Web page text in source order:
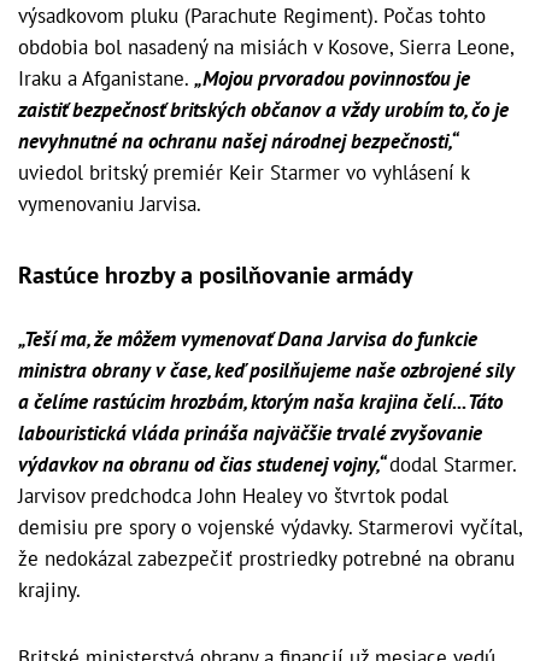
výsadkovom pluku (Parachute Regiment). Počas tohto
obdobia bol nasadený na misiách v Kosove, Sierra Leone,
Iraku a Afganistane. „Mojou prvoradou povinnosťou je
zaistiť bezpečnosť britských občanov a vždy urobím to, čo je
nevyhnutné na ochranu našej národnej bezpečnosti,“
uviedol britský premiér Keir Starmer vo vyhlásení k
vymenovaniu Jarvisa.
Rastúce hrozby a posilňovanie armády
„Teší ma, že môžem vymenovať Dana Jarvisa do funkcie
ministra obrany v čase, keď posilňujeme naše ozbrojené sily
a čelíme rastúcim hrozbám, ktorým naša krajina čelí... Táto
labouristická vláda prináša najväčšie trvalé zvyšovanie
výdavkov na obranu od čias studenej vojny,“dodal Starmer.
Jarvisov predchodca John Healey vo štvrtok podal
demisiu pre spory o vojenské výdavky. Starmerovi vyčítal,
že nedokázal zabezpečiť prostriedky potrebné na obranu
krajiny.